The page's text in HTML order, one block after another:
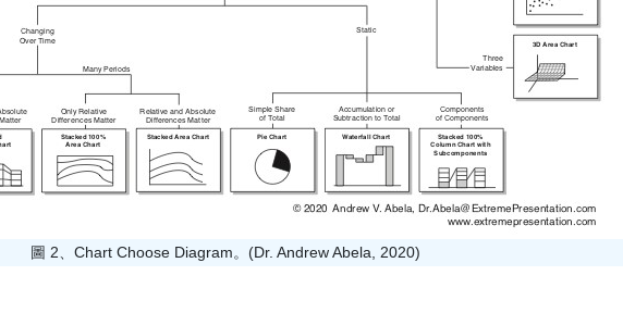
圖 2、Chart Choose Diagram。(Dr. Andrew Abela, 2020)